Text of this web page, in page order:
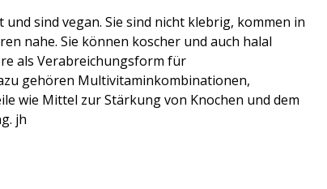
sind vegan. Sie sind nicht klebrig, kommen in
nahe. Sie können koscher und auch halal
als Verabreichungsform für
gehören Multivitaminkombinationen,
wie Mittel zur Stärkung von Knochen und dem
jh